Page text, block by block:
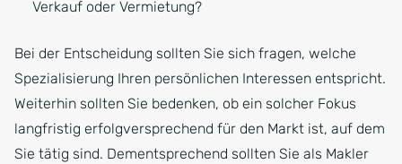
Verkauf oder Vermietung?
Bei der Entscheidung sollten Sie sich fragen, welche
Spezialisierung Ihren persönlichen Interessen entspricht.
Weiterhin sollten Sie bedenken, ob ein solcher Fokus
langfristig erfolgversprechend für den Markt ist, auf dem
Sie tätig sind. Dementsprechend sollten Sie als Makler